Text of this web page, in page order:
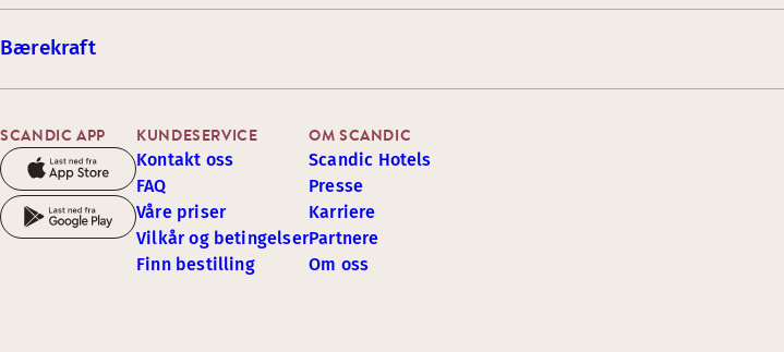
Bærekraft
SCANDIC APP KUNDESERVICE
Kontakt oss
FAQ
Våre priser
Vilkår og betingelser
Finn bestilling
OM SCANDIC
Scandic Hotels
Presse
Karriere
Partnere
Om oss